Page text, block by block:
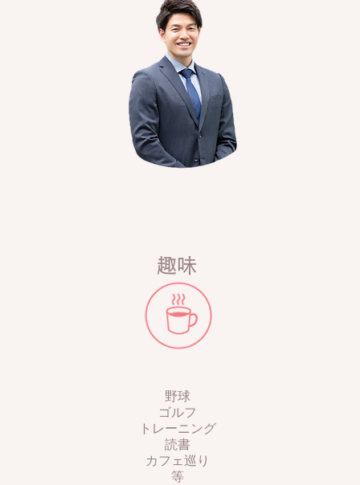
趣味
野球
​ゴルフ
トレーニング
読書
カフェ巡り
​等